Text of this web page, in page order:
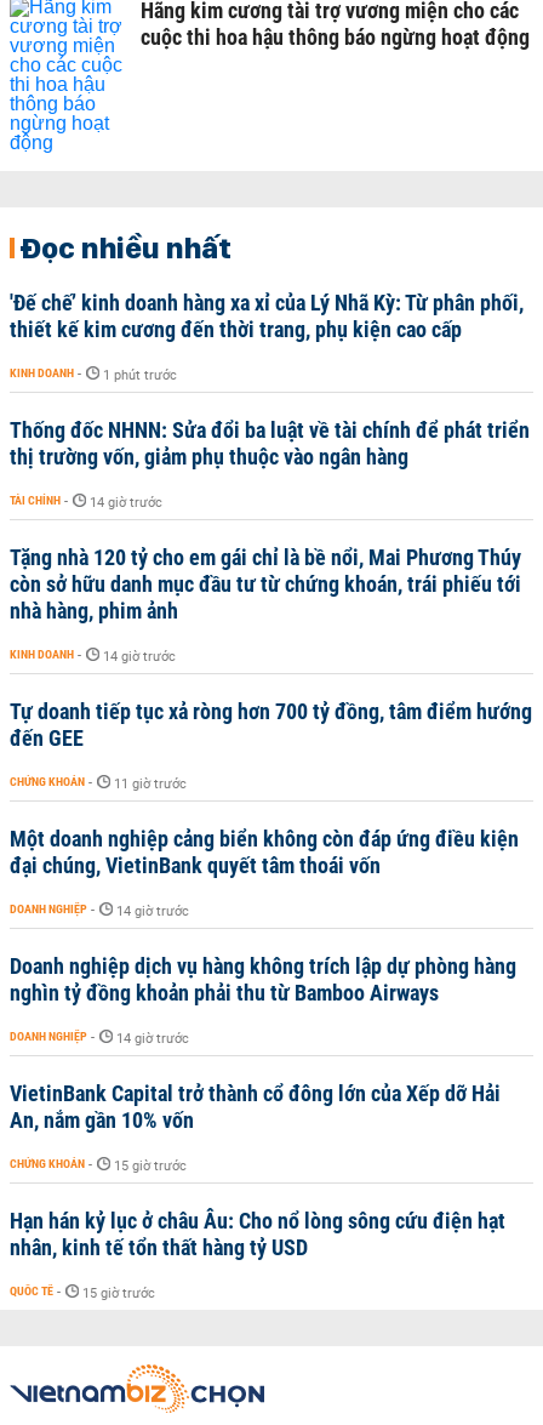
Hãng kim cương tài trợ vương miện cho các
cuộc thi hoa hậu thông báo ngừng hoạt động
Đọc nhiều nhất
'Đế chế’ kinh doanh hàng xa xỉ của Lý Nhã Kỳ: Từ phân phối,
thiết kế kim cương đến thời trang, phụ kiện cao cấp
KINH DOANH - 1 phút trước
Thống đốc NHNN: Sửa đổi ba luật về tài chính để phát triển
thị trường vốn, giảm phụ thuộc vào ngân hàng
TÀI CHÍNH - 14 giờ trước
Tặng nhà 120 tỷ cho em gái chỉ là bề nổi, Mai Phương Thúy
còn sở hữu danh mục đầu tư từ chứng khoán, trái phiếu tới
nhà hàng, phim ảnh
KINH DOANH - 14 giờ trước
Tự doanh tiếp tục xả ròng hơn 700 tỷ đồng, tâm điểm hướng
đến GEE
CHỨNG KHOÁN - 11 giờ trước
Một doanh nghiệp cảng biển không còn đáp ứng điều kiện
đại chúng, VietinBank quyết tâm thoái vốn
DOANH NGHIỆP - 14 giờ trước
Doanh nghiệp dịch vụ hàng không trích lập dự phòng hàng
nghìn tỷ đồng khoản phải thu từ Bamboo Airways
DOANH NGHIỆP - 14 giờ trước
VietinBank Capital trở thành cổ đông lớn của Xếp dỡ Hải
An, nắm gần 10% vốn
CHỨNG KHOÁN - 15 giờ trước
Hạn hán kỷ lục ở châu Âu: Cho nổ lòng sông cứu điện hạt
nhân, kinh tế tổn thất hàng tỷ USD
QUỐC TẾ - 15 giờ trước